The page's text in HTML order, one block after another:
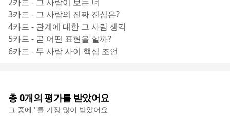
3카드 - 그 사람의 진짜 진심은?
4카드 - 관계에 대한 그 사람 생각
5카드 - 곧 어떤 표현을 할까?
6카드 - 두 사람 사이 핵심 조언
총0개의 평가를 받았어요
그 중에 ''를 가장 많이 받았어요